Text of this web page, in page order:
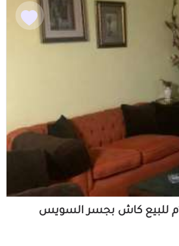
شقة سكنية 115م للبيع كاش بجسر السويس